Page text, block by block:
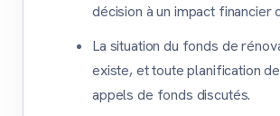
décision à un impact financier
La situation du fonds de
existe, et toute planification
appels de fonds discutés.